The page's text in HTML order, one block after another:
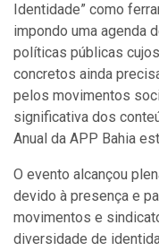
Identidade” como
impondo uma agenda
políticas públicas
concretos ainda
pelos movimentos
significativa dos
Anual da APP Bahia
O evento alcançou
devido à presença e
movimentos e
diversidade de